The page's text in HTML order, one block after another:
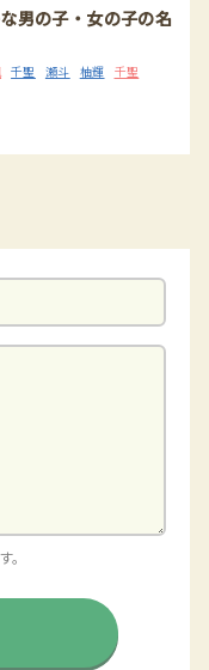
男の子・女の子の名
千聖 瀬斗 柚輝 千聖